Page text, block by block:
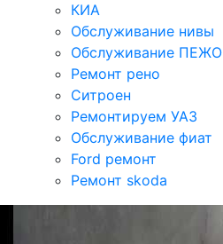
КИА
Обслуживание нивы
Обслуживание ПЕЖО
Ремонт рено
Ситроен
Ремонтируем УАЗ
Обслуживание фиат
Ford ремонт
Ремонт skoda